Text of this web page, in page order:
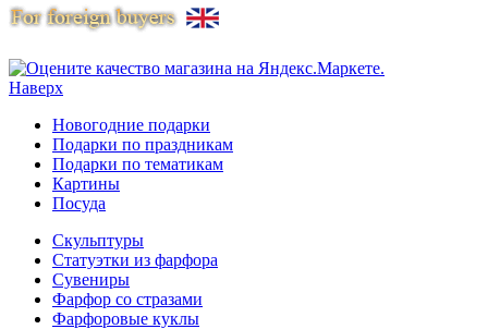
Наверх
Новогодние подарки
Подарки по праздникам
Подарки по тематикам
Картины
Посуда
Скульптуры
Статуэтки из фарфора
Сувениры
Фарфор со стразами
Фарфоровые куклы